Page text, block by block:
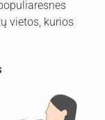
vietos, kurios